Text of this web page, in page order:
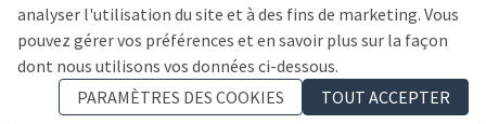
analyser l'utilisation du site et à des fins de marketing. Vous
pouvez gérer vos préférences et en savoir plus sur la façon
dont nous utilisons vos données ci-dessous.
PARAMÈTRES DES COOKIES
TOUT ACCEPTER